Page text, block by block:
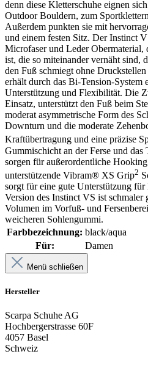
denn diese Kletterschuhe eignen
Outdoor Bouldern, zum
Außerdem punkten sie mit
und einem festen Sitz. Der Instinct
Microfaser und Leder Obermaterial,
ist, die so miteinander vernäht sind,
den Fuß schmiegt ohne
erhält durch das Bi-Tension-System
Unterstützung und Flexibilität. Die
Einsatz, unterstützt den Fuß beim
moderat asymmetrische Form des
Downturn und die moderate
Kraftübertragung und eine präzise
Gummischicht an der Ferse und das
sorgen für außerordentliche
unterstützende Vibram® XS Grip2
sorgt für eine gute Unterstützung
Version des Instinct VS ist schmaler
Volumen im Vorfuß- und
weicheren Sohlengummi.
Farbbezeichnung: black/aqua
Für:
Damen
Menü schließen
Hersteller
Scarpa Schuhe AG
Hochbergerstrasse 60F
4057 Basel
Schweiz